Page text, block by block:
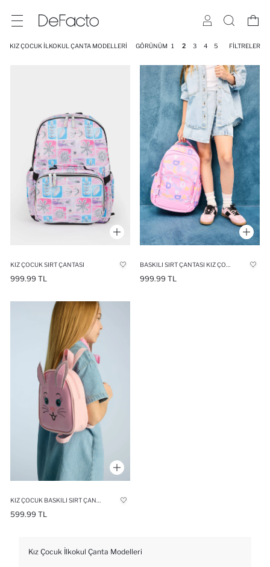
KIZ ÇOCUK İLKOKUL ÇANTA MODELLERI GÖRÜNÜM 1 2 3 4 5 FILTRELER
KIZ ÇOCUK SIRT ÇANTASI
999.99 TL 999.99 TL
599.99 TL
Kız Çocuk İlkokul Çanta Modelleri